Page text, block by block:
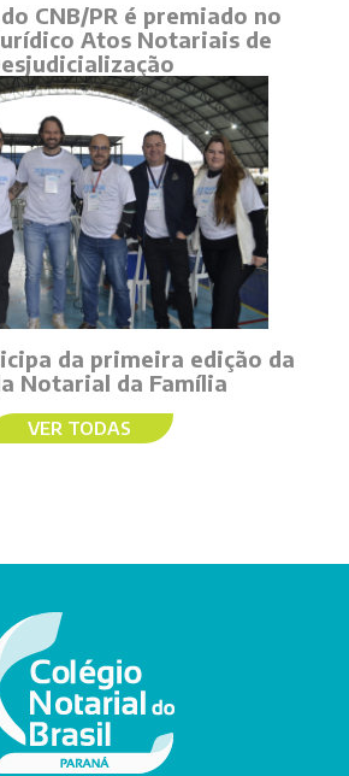
CNB/PR é premiado no
Atos Notariais de
da primeira edição da
Notarial da Família
VER TODAS